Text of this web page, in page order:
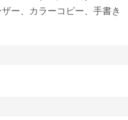
ー、カラーコピー、手書き